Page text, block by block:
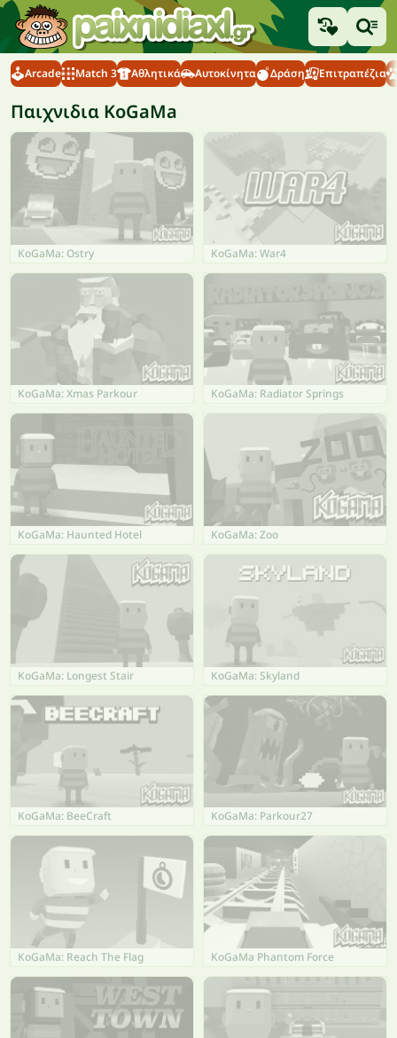
Arcade Match 3 Αθλητικά Αυτοκίνητα Δράση Επιτραπέζια
Παιχνιδια KoGaMa
KoGaMa: Ostry KoGaMa: War4
KoGaMa: Xmas Parkour KoGaMa: Radiator Springs
KoGaMa: Haunted Hotel KoGaMa: Zoo
KoGaMa: Longest Stair KoGaMa: Skyland
KoGaMa: BeeCraft KoGaMa: Parkour27
KoGaMa: Reach The Flag KoGaMa Phantom Force